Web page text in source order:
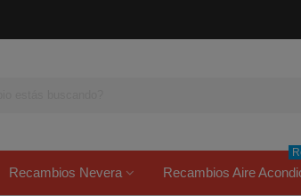
Recambios Nevera Recambios Aire